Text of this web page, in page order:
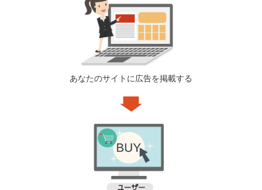
あなたのサイトに広告を掲載する